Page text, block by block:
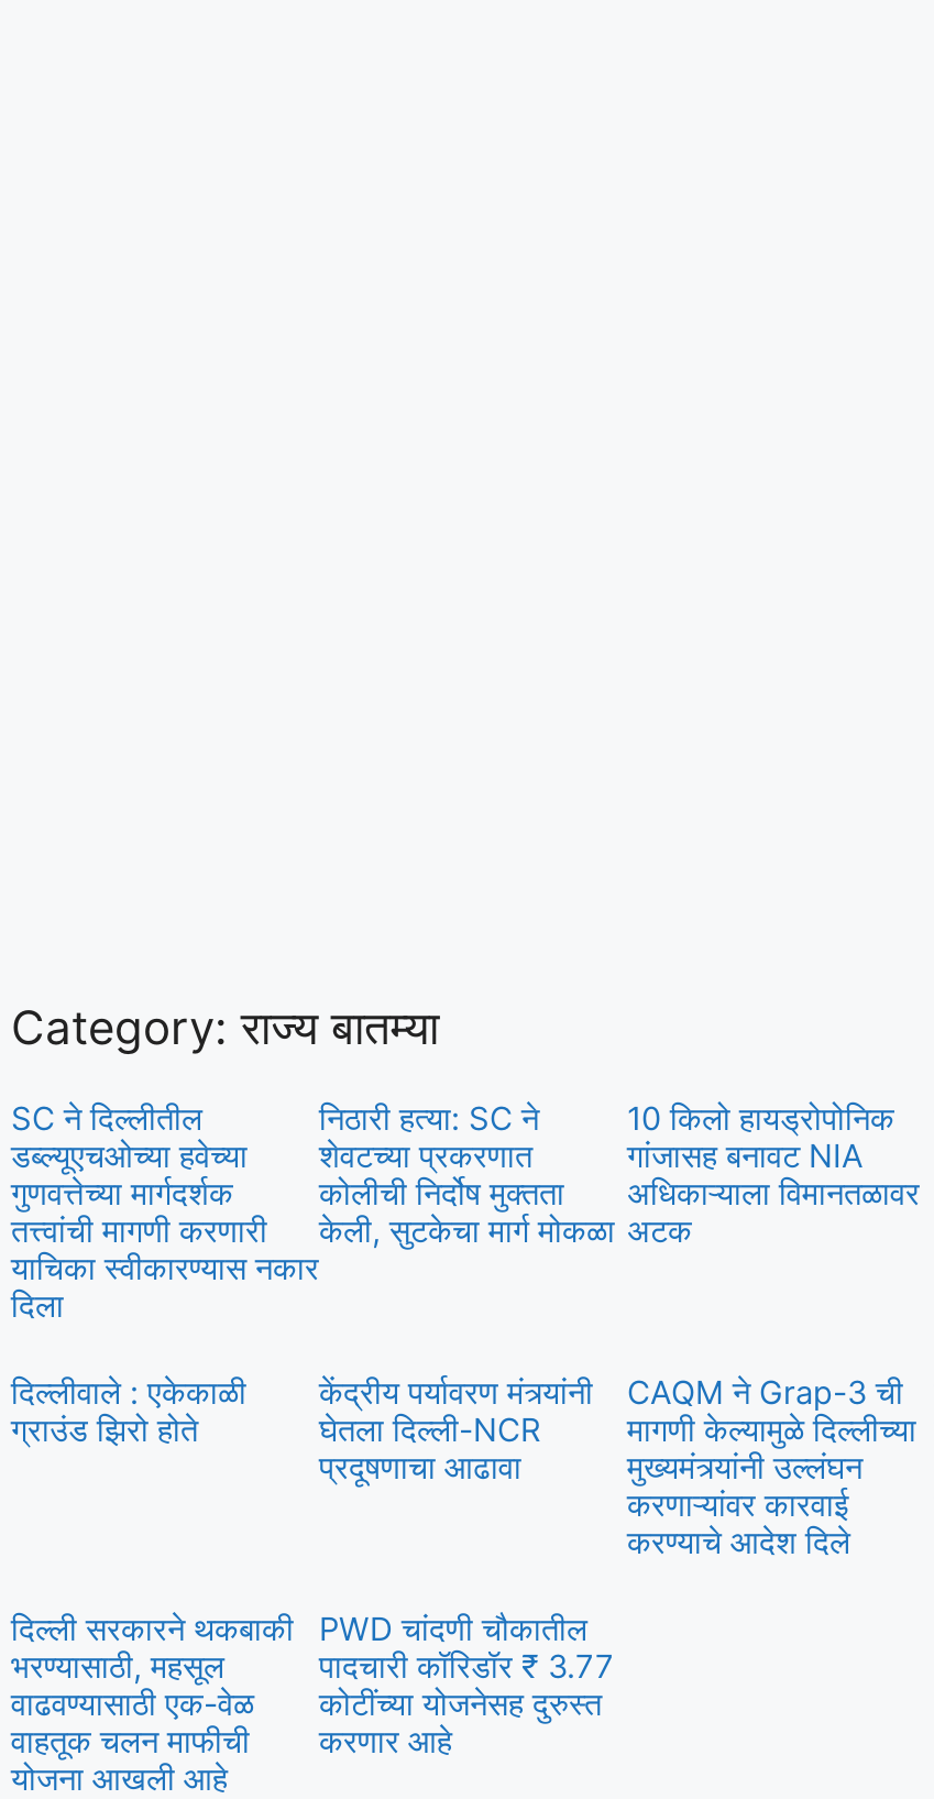
Category: राज्य बातम्या
SC ने दिल्लीतील
डब्ल्यूएचओच्या हवेच्या
गुणवत्तेच्या मार्गदर्शक
तत्त्वांची मागणी करणारी
याचिका स्वीकारण्यास नकार
दिला
निठारी हत्या: SC ने
शेवटच्या प्रकरणात
कोलीची निर्दोष मुक्तता
केली, सुटकेचा मार्ग मोकळा
10 किलो हायड्रोपोनिक
गांजासह बनावट NIA
अधिकाऱ्याला विमानतळावर
अटक
दिल्लीवाले : एकेकाळी
ग्राउंड झिरो होते
केंद्रीय पर्यावरण मंत्र्यांनी
घेतला दिल्ली-NCR
प्रदूषणाचा आढावा
CAQM ने Grap-3 ची
मागणी केल्यामुळे दिल्लीच्या
मुख्यमंत्र्यांनी उल्लंघन
करणाऱ्यांवर कारवाई
करण्याचे आदेश दिले
दिल्ली सरकारने थकबाकी
भरण्यासाठी, महसूल
वाढवण्यासाठी एक-वेळ
वाहतूक चलन माफीची
योजना आखली आहे
PWD चांदणी चौकातील
पादचारी कॉरिडॉर ₹ 3.77
कोटींच्या योजनेसह दुरुस्त
करणार आहे